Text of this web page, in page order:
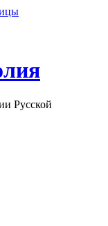
Русской